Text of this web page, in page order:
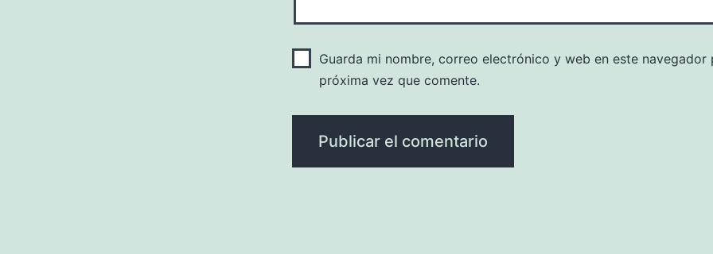
Guarda mi nombre, correo electrónico y web en este navegador
próxima vez que comente.